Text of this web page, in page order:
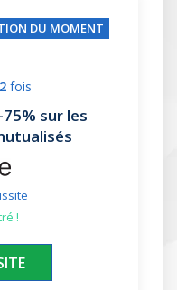
DU MOMENT
fois
75% sur les
!